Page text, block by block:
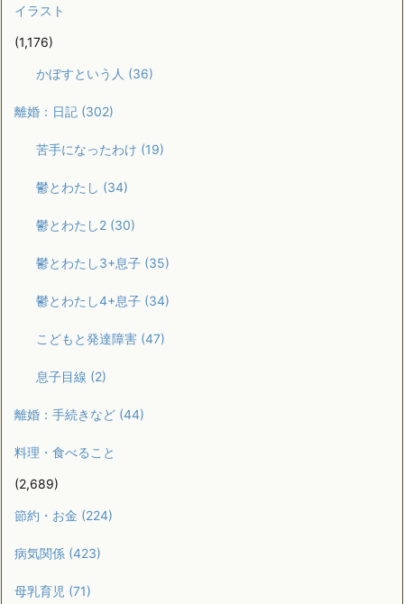
イラスト
(1,176)
かぼすという人 (36)
離婚：日記 (302)
苦手になったわけ (19)
鬱とわたし (34)
鬱とわたし2 (30)
鬱とわたし3+息子 (35)
鬱とわたし4+息子 (34)
こどもと発達障害 (47)
息子目線 (2)
離婚：手続きなど (44)
料理・食べること
(2,689)
節約・お金 (224)
病気関係 (423)
母乳育児 (71)